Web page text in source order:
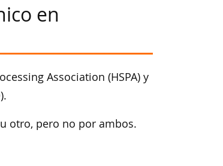
en
Association (HSPA) y
otro, pero no por ambos.